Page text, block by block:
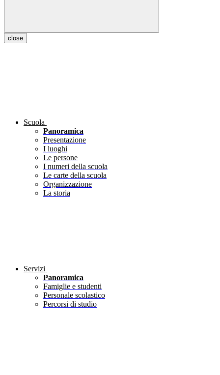
close
Scuola
Panoramica
Presentazione
I luoghi
Le persone
I numeri della scuola
Le carte della scuola
Organizzazione
La storia
Servizi
Panoramica
Famiglie e studenti
Personale scolastico
Percorsi di studio